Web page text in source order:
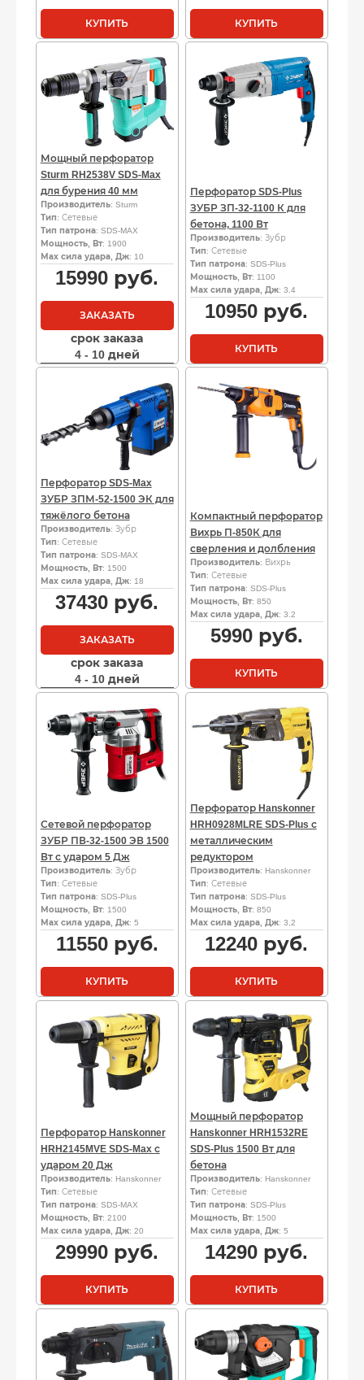
КУПИТЬ КУПИТЬ
Мощный перфоратор
Sturm RH2538V SDS-Max
для бурения 40 мм
Производитель: Sturm
Тип: Сетевые
Тип патрона: SDS-MAX
Мощность, Вт: 1900
Мах сила удара, Дж: 10
15990 руб.
ЗАКАЗАТЬ
срок заказа
4 - 10 дней
Перфоратор SDS-Plus
ЗУБР ЗП-32-1100 К для
бетона, 1100 Вт
Производитель: Зубр
Тип: Сетевые
Тип патрона: SDS-Plus
Мощность, Вт: 1100
Мах сила удара, Дж: 3.4
10950 руб.
КУПИТЬ
Перфоратор SDS-Max
ЗУБР ЗПМ-52-1500 ЭК для
тяжёлого бетона
Производитель: Зубр
Тип: Сетевые
Тип патрона: SDS-MAX
Мощность, Вт: 1500
Мах сила удара, Дж: 18
37430 руб.
ЗАКАЗАТЬ
срок заказа
4 - 10 дней
Компактный перфоратор
Вихрь П-850К для
сверления и долбления
Производитель: Вихрь
Тип: Сетевые
Тип патрона: SDS-Plus
Мощность, Вт: 850
Мах сила удара, Дж: 3.2
5990руб.
КУПИТЬ
Сетевой перфоратор
ЗУБР ПВ-32-1500 ЭВ 1500
Вт с ударом 5 Дж
Производитель: Зубр
Тип: Сетевые
Тип патрона: SDS-Plus
Мощность, Вт: 1500
Мах сила удара, Дж: 5
11550руб.
КУПИТЬ
Перфоратор Hanskonner
HRH0928MLRE SDS-Plus с
металлическим
редуктором
Производитель: Hanskonner
Тип: Сетевые
Тип патрона: SDS-Plus
Мощность, Вт: 850
Мах сила удара, Дж: 3,2
12240 руб.
КУПИТЬ
Перфоратор Hanskonner
HRH2145MVE SDS-Max с
ударом 20 Дж
Производитель: Hanskonner
Тип: Сетевые
Тип патрона: SDS-MAX
Мощность, Вт: 2100
Мах сила удара, Дж: 20
29990 руб.
КУПИТЬ
Мощный перфоратор
Hanskonner HRH1532RE
SDS-Plus 1500 Вт для
бетона
Производитель: Hanskonner
Тип: Сетевые
Тип патрона: SDS-Plus
Мощность, Вт: 1500
Мах сила удара, Дж: 5
14290 руб.
КУПИТЬ